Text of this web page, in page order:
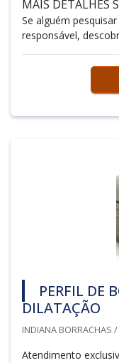
MAIS DETALHES
Se alguém
responsável,
PERFIL DE
DILATAÇÃO
INDIANA BORRACHAS
Atendimento